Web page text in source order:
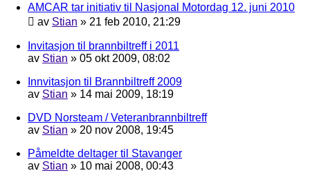
AMCAR tar initiativ til Nasjonal Motordag 12. juni 2010
av Stian » 21 feb 2010, 21:29
Invitasjon til brannbiltreff i 2011
av Stian » 05 okt 2009, 08:02
Innvitasjon til Brannbiltreff 2009
av Stian » 14 mai 2009, 18:19
DVD Norsteam / Veteranbrannbiltreff
av Stian » 20 nov 2008, 19:45
Påmeldte deltager til Stavanger
av Stian » 10 mai 2008, 00:43